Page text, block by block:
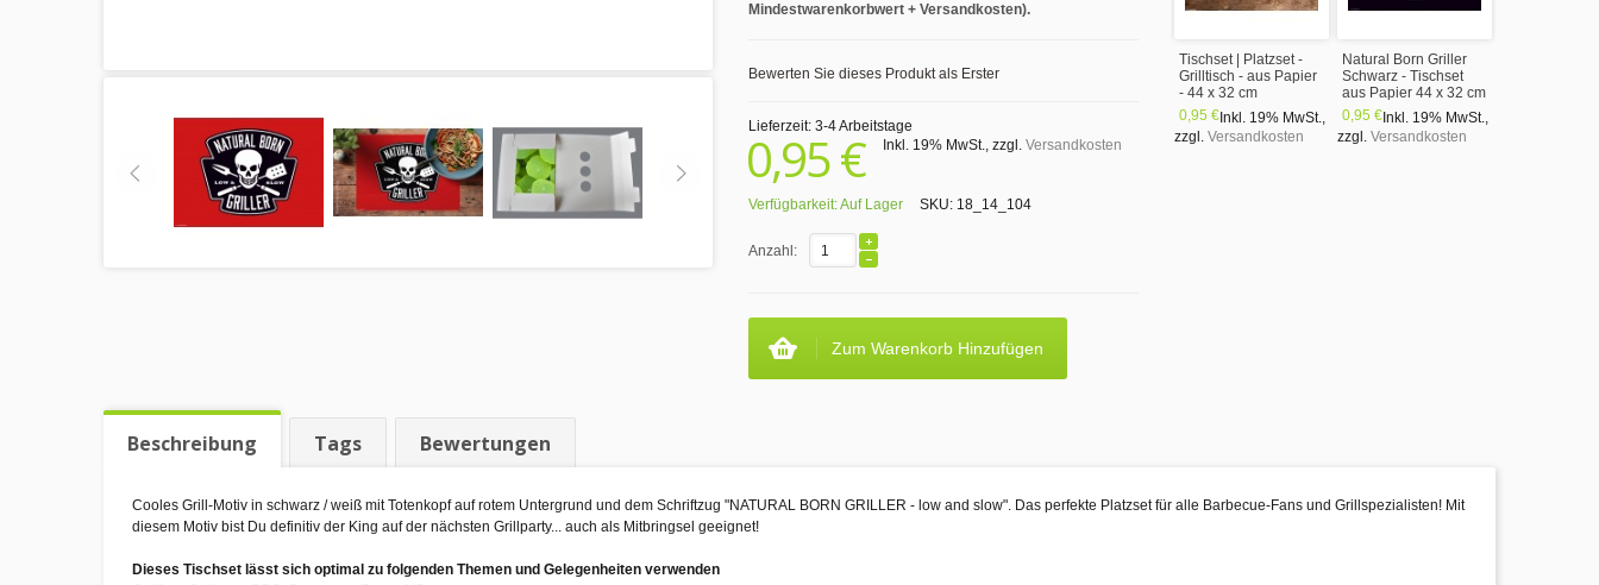
Tischset | Platzset -
Grilltisch - aus Papier
- 44 x 32 cm
0,95 € Inkl. 19% MwSt.,
zzgl. Versandkosten
Natural Born Griller
Schwarz - Tischset
aus Papier 44 x 32 cm
0,95 € Inkl. 19% MwSt.,
zzgl. Versandkosten
Mindestwarenkorbwert + Versandkosten).
Bewerten Sie dieses Produkt als Erster
Lieferzeit: 3-4 Arbeitstage
0,95 € Inkl. 19% MwSt., zzgl. Versandkosten
Verfügbarkeit:Auf Lager SKU: 18_14_104
Anzahl:
Zum Warenkorb Hinzufügen
Beschreibung Tags Bewertungen
Cooles Grill-Motiv in schwarz / weiß mit Totenkopf auf rotem Untergrund und dem Schriftzug "NATURAL BORN GRILLER - low and slow". Das perfekte Platzset für alle Barbecue-Fans und Grillspezialisten! Mit
diesem Motiv bist Du definitiv der King auf der nächsten Grillparty... auch als Mitbringsel geeignet!
Dieses Tischset lässt sich optimal zu folgenden Themen und Gelegenheiten verwenden